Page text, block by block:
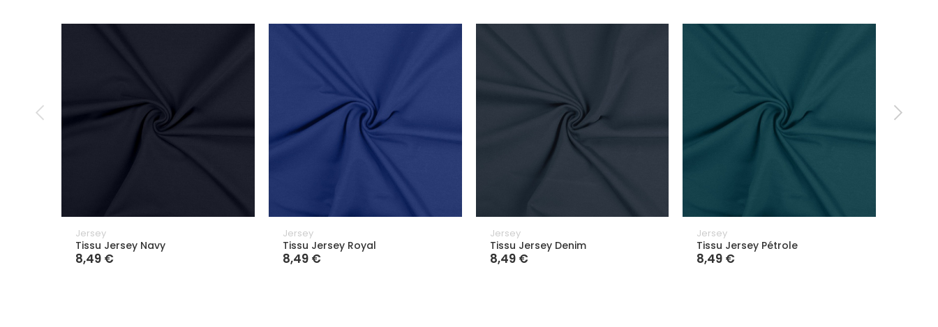
Jersey
Tissu Jersey Navy
8,49 €
Jersey
Tissu Jersey Royal
8,49 €
Jersey
Tissu Jersey Denim
8,49 €
Jersey
Tissu Jersey Pétrole
8,49 €